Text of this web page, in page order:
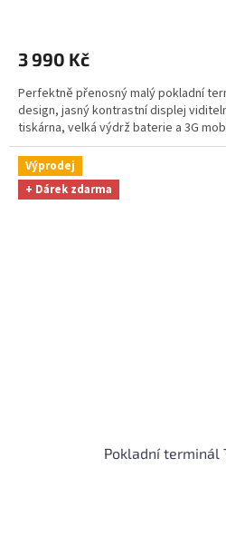
je
z
5
hvězdiček.
3 990 Kč
Perfektně přenosný malý pokladní
design, jasný kontrastní displej
tiskárna, velká výdrž baterie a 3G
Výprodej
+ Dárek zdarma
Pokladní terminál